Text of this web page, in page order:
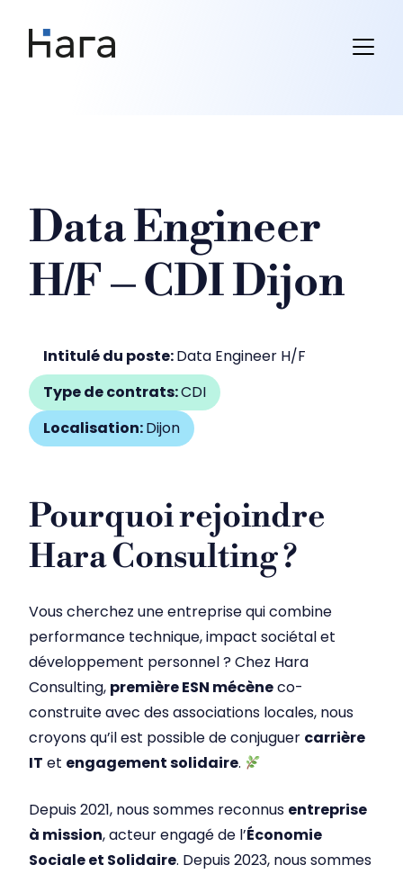
content
Data Engineer
H/F – CDI Dijon
Intitulé du poste:Data Engineer H/F
Type de contrats:CDI
Localisation:Dijon
Pourquoi rejoindre
Hara Consulting ?
Vous cherchez une entreprise qui combine
performance technique, impact sociétal et
développement personnel ? Chez Hara
Consulting, première ESN mécèneco-
construite avec des associations locales, nous
croyons qu’il est possible de conjuguer carrière
IT et engagement solidaire.
Depuis 2021, nous sommes reconnus entreprise
à mission, acteur engagé de l’Économie
Sociale et Solidaire. Depuis 2023, nous sommes